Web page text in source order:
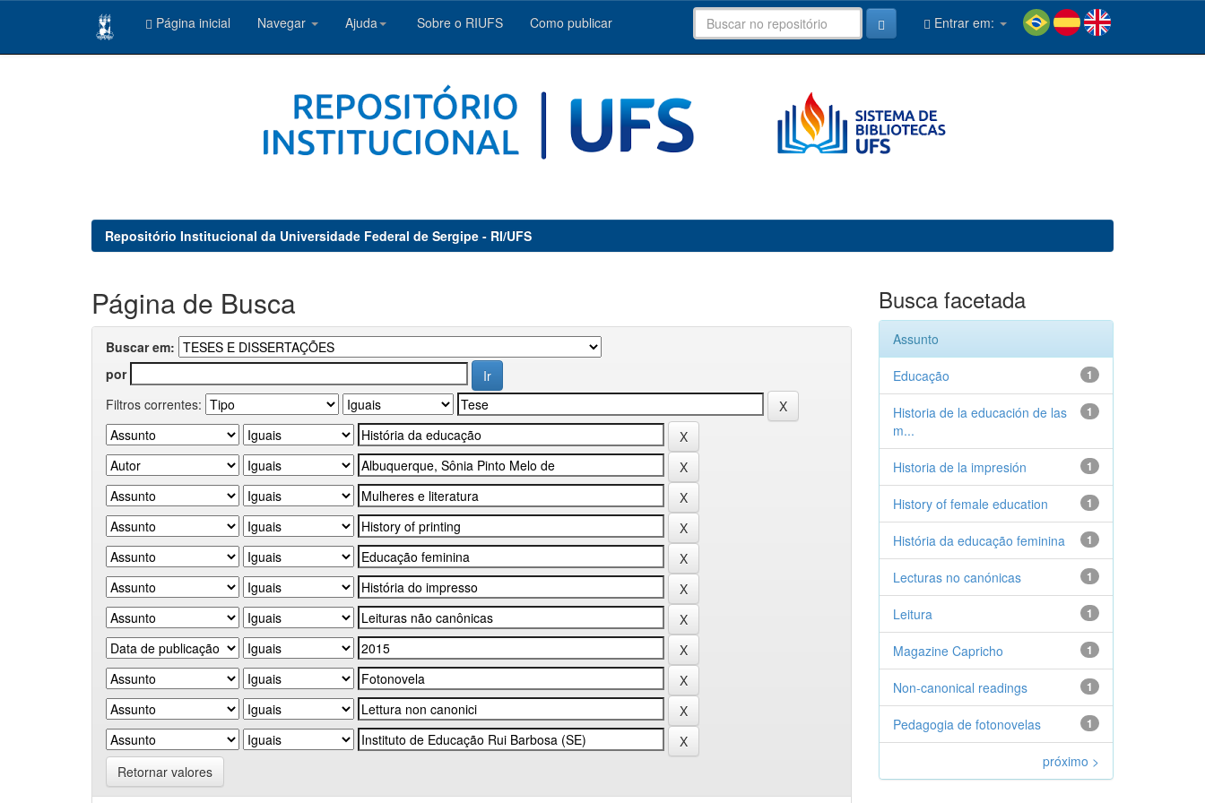
Página inicial Navegar Ajuda Sobre o RIUFS Como publicar Entrar em:
Repositório Institucional da Universidade Federal de Sergipe - RI/UFS
Página de Busca
Buscar em:
por
Filtros correntes:
Retornar valores
Busca facetada
Assunto
1
Educação
1
Historia de la educación de las
m...
1
Historia de la impresión
1
History of female education
1
História da educação feminina
1
Lecturas no canónicas
1
Leitura
1
Magazine Capricho
1
Non-canonical readings
1
Pedagogia de fotonovelas
próximo >